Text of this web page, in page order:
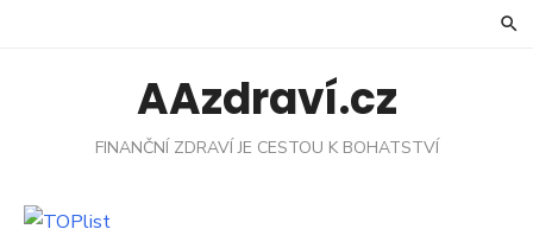
AAzdraví.cz
FINANČNÍ ZDRAVÍ JE CESTOU K BOHATSTVÍ